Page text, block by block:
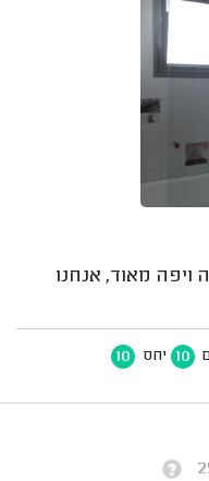
ויפה מאוד, אנחנו
10 יחס 10